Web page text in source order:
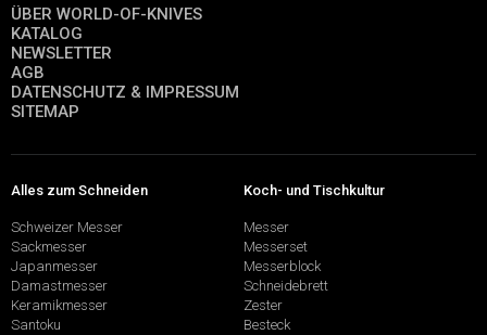
ÜBER WORLD-OF-KNIVES
KATALOG
NEWSLETTER
AGB
DATENSCHUTZ & IMPRESSUM
SITEMAP
Alles zum Schneiden
Schweizer Messer
Sackmesser
Japanmesser
Damastmesser
Keramikmesser
Santoku
Koch- und Tischkultur
Messer
Messerset
Messerblock
Schneidebrett
Zester
Besteck